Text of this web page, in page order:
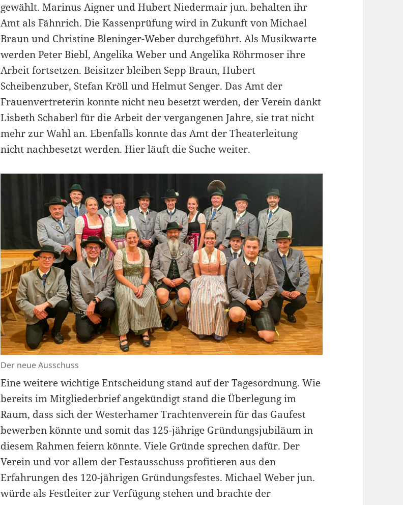
gewählt. Marinus Aigner und Hubert Niedermair jun. behalten ihr
Amt als Fähnrich. Die Kassenprüfung wird in Zukunft von Michael
Braun und Christine Bleninger-Weber durchgeführt. Als Musikwarte
werden Peter Biebl, Angelika Weber und Angelika Röhrmoser ihre
Arbeit fortsetzen. Beisitzer bleiben Sepp Braun, Hubert
Scheibenzuber, Stefan Kröll und Helmut Senger. Das Amt der
Frauenvertreterin konnte nicht neu besetzt werden, der Verein dankt
Lisbeth Schaberl für die Arbeit der vergangenen Jahre, sie trat nicht
mehr zur Wahl an. Ebenfalls konnte das Amt der Theaterleitung
nicht nachbesetzt werden. Hier läuft die Suche weiter.
Der neue Ausschuss
Eine weitere wichtige Entscheidung stand auf der Tagesordnung. Wie
bereits im Mitgliederbrief angekündigt stand die Überlegung im
Raum, dass sich der Westerhamer Trachtenverein für das Gaufest
bewerben könnte und somit das 125-jährige Gründungsjubiläum in
diesem Rahmen feiern könnte. Viele Gründe sprechen dafür. Der
Verein und vor allem der Festausschuss profitieren aus den
Erfahrungen des 120-jährigen Gründungsfestes. Michael Weber jun.
würde als Festleiter zur Verfügung stehen und brachte der